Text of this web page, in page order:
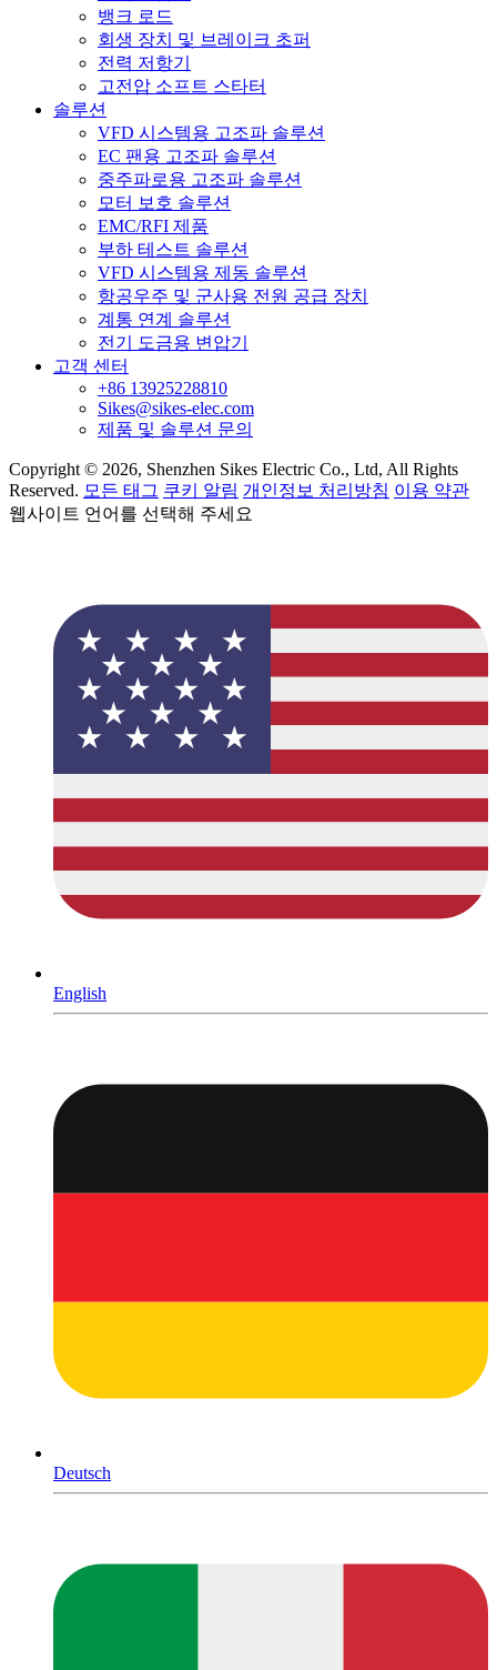
뱅크 로드
회생 장치 및 브레이크 초퍼
전력 저항기
고전압 소프트 스타터
솔루션
VFD 시스템용 고조파 솔루션
EC 팬용 고조파 솔루션
중주파로용 고조파 솔루션
모터 보호 솔루션
EMC/RFI 제품
부하 테스트 솔루션
VFD 시스템용 제동 솔루션
항공우주 및 군사용 전원 공급 장치
계통 연계 솔루션
전기 도금용 변압기
고객 센터
+86 13925228810
Sikes@sikes-elec.com
제품 및 솔루션 문의
Copyright © 2026, Shenzhen Sikes Electric Co., Ltd, All Rights
Reserved. 모든 태그 쿠키 알림 개인정보 처리방침 이용 약관
웹사이트 언어를 선택해 주세요
English
Deutsch